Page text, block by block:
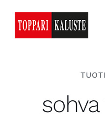
content